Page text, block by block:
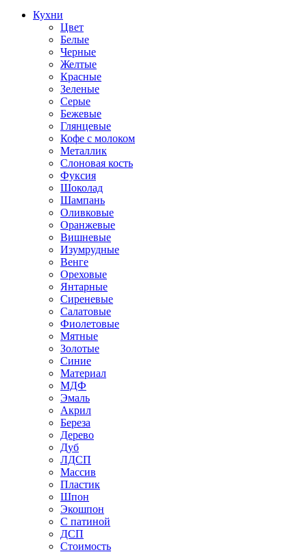
Кухни
Цвет
Белые
Черные
Желтые
Красные
Зеленые
Серые
Бежевые
Глянцевые
Кофе с молоком
Металлик
Слоновая кость
Фуксия
Шоколад
Шампань
Оливковые
Оранжевые
Вишневые
Изумрудные
Венге
Ореховые
Янтарные
Сиреневые
Салатовые
Фиолетовые
Мятные
Золотые
Синие
Материал
МДФ
Эмаль
Акрил
Береза
Дерево
Дуб
ЛДСП
Массив
Пластик
Шпон
Экошпон
С патиной
ДСП
Стоимость